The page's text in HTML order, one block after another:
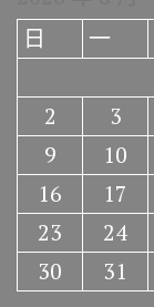
日
一
2
3
9
10
16
17
23
24
30
31